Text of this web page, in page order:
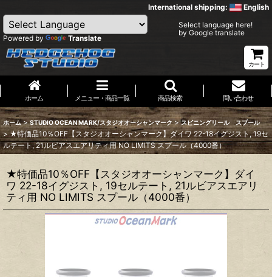
International shipping: English
Powered by Translate
Select language here!
by Google translate
カート
ホーム メニュー・商品一覧 商品検索 問い合わせ
ホーム > STUDIO OCEAN MARK/スタジオオーシャンマーク > スピニングリール スプール
> ★特価品10％OFF【スタジオオーシャンマーク】ダイワ 22-18イグジスト, 19セ
ルテート, 21ルビアスエアリティ用 NO LIMITS スプール（4000番）
★特価品10％OFF【スタジオオーシャンマーク】ダイ
ワ 22-18イグジスト, 19セルテート, 21ルビアスエアリ
ティ用 NO LIMITS スプール（4000番）